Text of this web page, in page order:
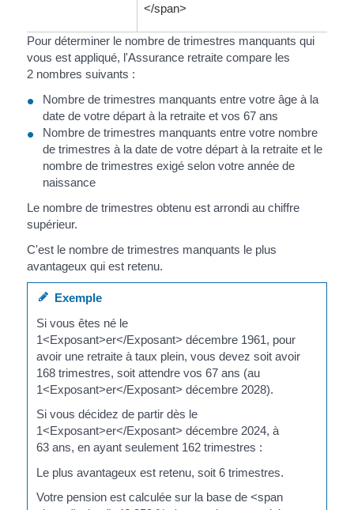
</span>
Pour déterminer le nombre de trimestres manquants qui
vous est appliqué, l'Assurance retraite compare les
2 nombres suivants :
Nombre de trimestres manquants entre votre âge à la
date de votre départ à la retraite et vos 67 ans
Nombre de trimestres manquants entre votre nombre
de trimestres à la date de votre départ à la retraite et le
nombre de trimestres exigé selon votre année de
naissance
Le nombre de trimestres obtenu est arrondi au chiffre
supérieur.
C'est le nombre de trimestres manquants le plus
avantageux qui est retenu.
Exemple
Si vous êtes né le
1<Exposant>er</Exposant> décembre 1961, pour
avoir une retraite à taux plein, vous devez soit avoir
168 trimestres, soit attendre vos 67 ans (au
1<Exposant>er</Exposant> décembre 2028).
Si vous décidez de partir dès le
1<Exposant>er</Exposant> décembre 2024, à
63 ans, en ayant seulement 162 trimestres :
Le plus avantageux est retenu, soit 6 trimestres.
Votre pension est calculée sur la base de <span